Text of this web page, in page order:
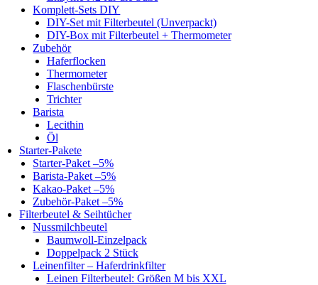
Komplett-Sets DIY
DIY-Set mit Filterbeutel (Unverpackt)
DIY-Box mit Filterbeutel + Thermometer
Zubehör
Haferflocken
Thermometer
Flaschenbürste
Trichter
Barista
Lecithin
Öl
Starter-Pakete
Starter-Paket –5%
Barista-Paket –5%
Kakao-Paket –5%
Zubehör-Paket –5%
Filterbeutel & Seihtücher
Nussmilchbeutel
Baumwoll-Einzelpack
Doppelpack 2 Stück
Leinenfilter – Haferdrinkfilter
Leinen Filterbeutel: Größen M bis XXL